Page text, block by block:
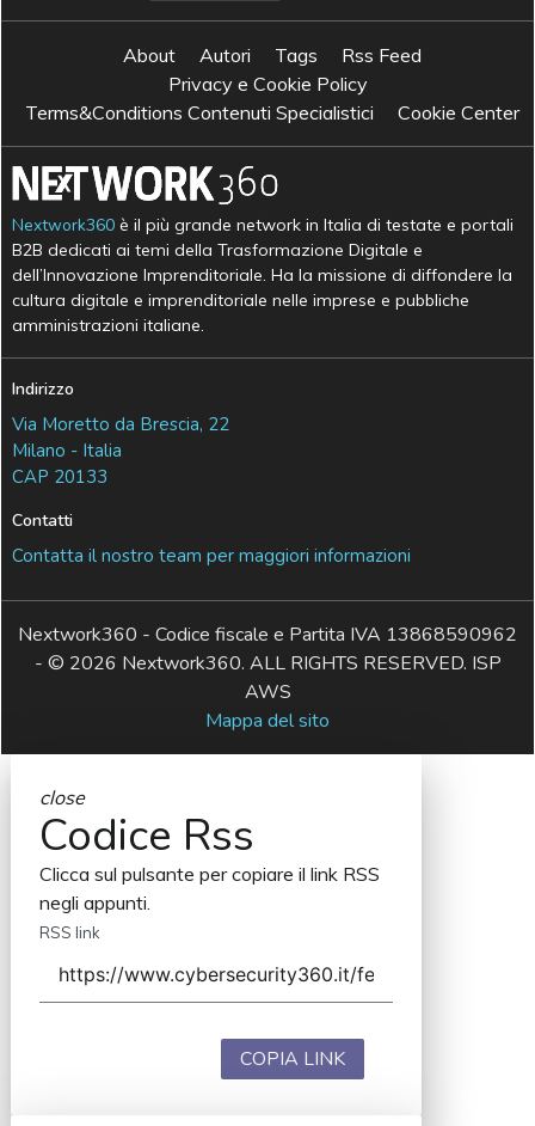
About Autori Tags
Rss Feed
Privacy e Cookie Policy
Terms&Conditions Contenuti Specialistici
Cookie Center
Nextwork360 è il più grande network in Italia di testate e portali
B2B dedicati ai temi della Trasformazione Digitale e
dell’Innovazione Imprenditoriale. Ha la missione di diffondere la
cultura digitale e imprenditoriale nelle imprese e pubbliche
amministrazioni italiane.
Indirizzo
Via Moretto da Brescia, 22
Milano - Italia
CAP 20133
Contatti
Contatta il nostro team per maggiori informazioni
Nextwork360 - Codice fiscale e Partita IVA 13868590962
- © 2026 Nextwork360. ALL RIGHTS RESERVED. ISP
AWS
Mappa del sito
close
Codice Rss
Clicca sul pulsante per copiare il link RSS
negli appunti.
RSS link
COPIA LINK